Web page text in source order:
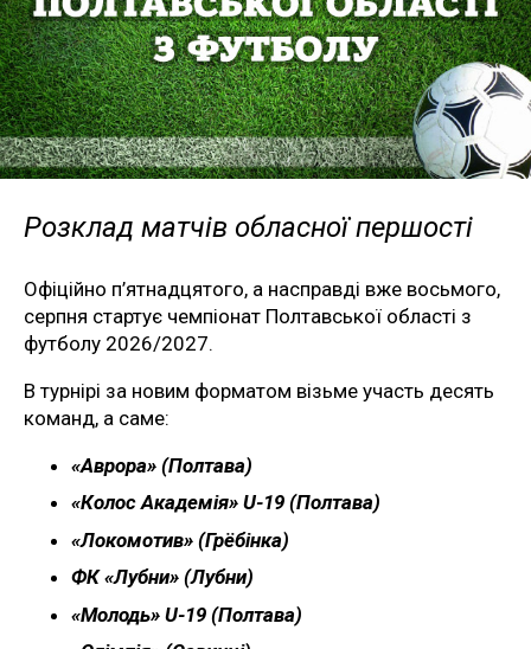
Розклад матчів обласної першості
Офіційно п’ятнадцятого, а насправді вже восьмого,
серпня стартує чемпіонат Полтавської області з
футболу 2026/2027.
В турнірі за новим форматом візьме участь десять
команд, а саме:
«Аврора» (Полтава)
«Колос Академія» U-19 (Полтава)
«Локомотив» (Грёбінка)
ФК «Лубни» (Лубни)
«Молодь» U-19 (Полтава)